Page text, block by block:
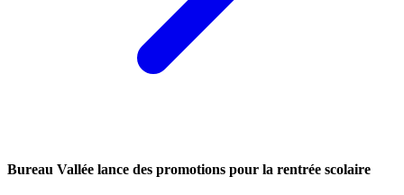
Bureau Vallée lance des promotions pour la rentrée scolaire